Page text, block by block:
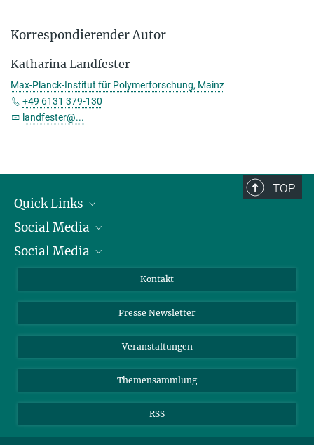
Korrespondierender Autor
Katharina Landfester
Max-Planck-Institut für Polymerforschung, Mainz
+49 6131 379-130
landfester@...
TOP
Quick Links
Präsident
Zahlen und Fakten
Meldestelle Fehlverhalten
Social Media
Bluesky
Social Media
YouTube
Kontakt
Presse Newsletter
Veranstaltungen
Themensammlung
RSS